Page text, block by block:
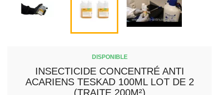
DISPONIBLE
INSECTICIDE CONCENTRÉ ANTI
ACARIENS TESKAD 100ML LOT DE 2
(TRAITE 200M²)